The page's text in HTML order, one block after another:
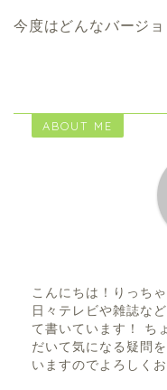
今度はどんなバージ
ABOUT ME
こんにちは！りっち
日々テレビや雑誌な
て書いています！ ち
だいて気になる疑問
いますのでよろしく